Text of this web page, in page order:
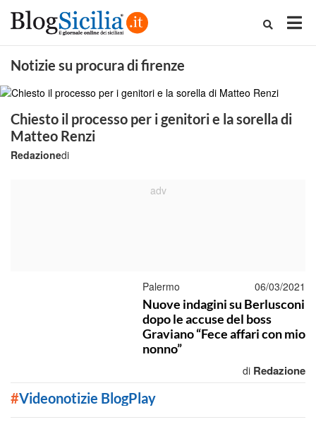
Notizie su procura di firenze
Chiesto il processo per i genitori e la sorella di
Matteo Renzi
di
Redazione
Palermo 06/03/2021
Nuove indagini su Berlusconi
dopo le accuse del boss
Graviano “Fece affari con mio
nonno”
di Redazione
#Videonotizie BlogPlay